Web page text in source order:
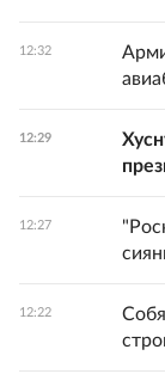
12:32
12:29
12:27
12:22